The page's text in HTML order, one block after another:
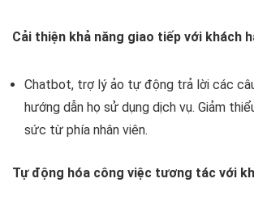
Cải thiện khả năng giao tiếp với khách
Chatbot, trợ lý ảo tự động trả lời các
hướng dẫn họ sử dụng dịch vụ. Giảm
sức từ phía nhân viên.
Tự động hóa công việc tương tác với